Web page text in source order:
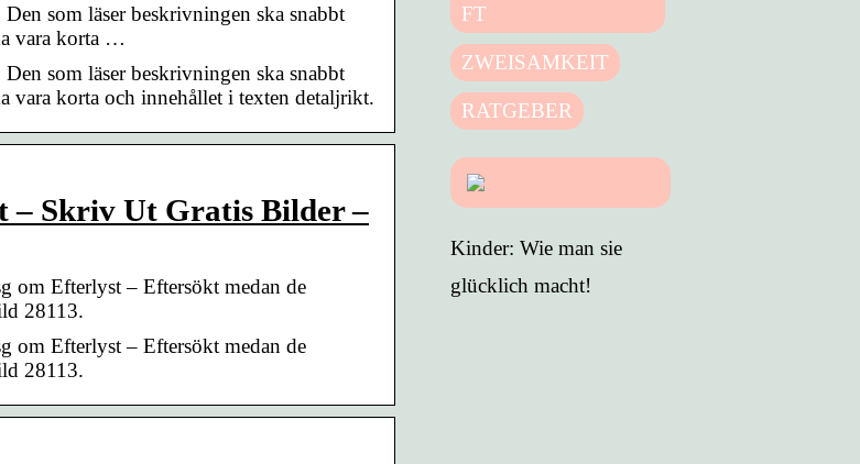
som läser beskrivningen ska snabbt
vara korta …
som läser beskrivningen ska snabbt
vara korta och innehållet i texten detaljrikt.
Skriv Ut Gratis Bilder –
om Efterlyst – Eftersökt medan de
28113.
om Efterlyst – Eftersökt medan de
28113.
FT
ZWEISAMKEIT
RATGEBER
Kinder: Wie man sie
glücklich macht!